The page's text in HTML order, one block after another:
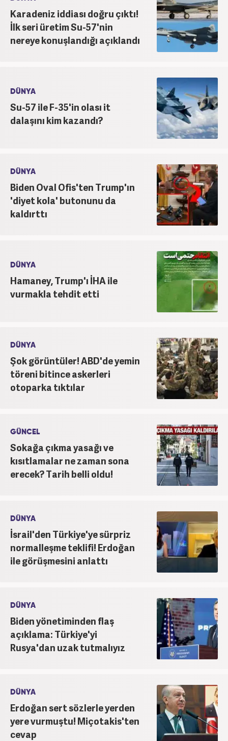
Karadeniz iddiası doğru çıktı!
İlk seri üretim Su-57'nin
nereye konuşlandığı açıklandı
DÜNYA
Su-57 ile F-35'in olası it
dalaşını kim kazandı?
DÜNYA
Biden Oval Ofis'ten Trump'ın
'diyet kola' butonunu da
kaldırttı
DÜNYA
Hamaney, Trump'ı İHA ile
vurmakla tehdit etti
DÜNYA
Şok görüntüler! ABD'de yemin
töreni bitince askerleri
otoparka tıktılar
GÜNCEL
Sokağa çıkma yasağı ve
kısıtlamalar ne zaman sona
erecek? Tarih belli oldu!
DÜNYA
İsrail'den Türkiye'ye sürpriz
normalleşme teklifi! Erdoğan
ile görüşmesini anlattı
DÜNYA
Biden yönetiminden flaş
açıklama: Türkiye'yi
Rusya'dan uzak tutmalıyız
DÜNYA
Erdoğan sert sözlerle yerden
yere vurmuştu! Miçotakis'ten
cevap